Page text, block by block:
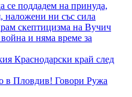
поддадем на принуда,
наложени ни със сила
скептицизма на Вучич
и няма време за
Краснодарски край след
в Пловдив! Говори Ружа